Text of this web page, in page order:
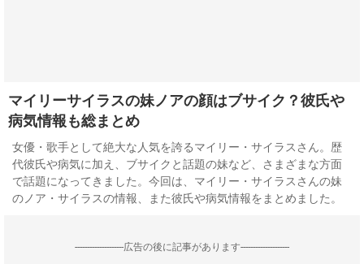
マイリーサイラスの妹ノアの顔はブサイク？彼氏や
病気情報も総まとめ
女優・歌手として絶大な人気を誇るマイリー・サイラスさん。歴
代彼氏や病気に加え、ブサイクと話題の妹など、さまざまな方面
で話題になってきました。今回は、マイリー・サイラスさんの妹
のノア・サイラスの情報、また彼氏や病気情報をまとめました。
--------------------広告の後に記事があります--------------------